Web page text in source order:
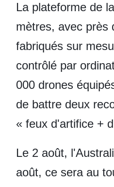
La plateforme de
mètres, avec près
fabriqués sur
contrôlé par
000 drones
de battre deux
« feux d'artifice +
Le 2 août,
août, ce sera au